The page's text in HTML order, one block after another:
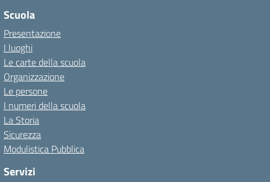
Scuola
Presentazione
I luoghi
Le carte della scuola
Organizzazione
Le persone
I numeri della scuola
La Storia
Sicurezza
Modulistica Pubblica
Servizi